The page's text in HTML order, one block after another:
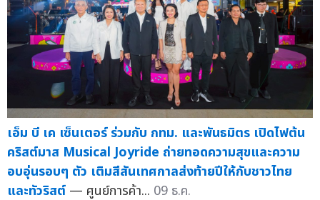
เอ็ม บี เค เซ็นเตอร์ ร่วมกับ กทม. และพันธมิตร เปิดไฟต้น
คริสต์มาส Musical Joyride ถ่ายทอดความสุขและความ
อบอุ่นรอบๆ ตัว เติมสีสันเทศกาลส่งท้ายปีให้กับชาวไทย
และทัวริสต์ — ศูนย์การค้า... 09 ธ.ค.